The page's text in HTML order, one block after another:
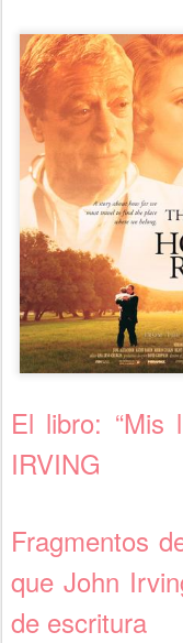
El libro: “Mis
IRVING
Fragmentos
que John
de escritura